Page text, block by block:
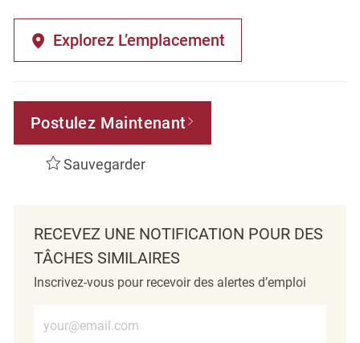
Explorez L’emplacement
Postulez Maintenant
Sauvegarder
RECEVEZ UNE NOTIFICATION POUR DES
TÂCHES SIMILAIRES
Inscrivez-vous pour recevoir des alertes d’emploi